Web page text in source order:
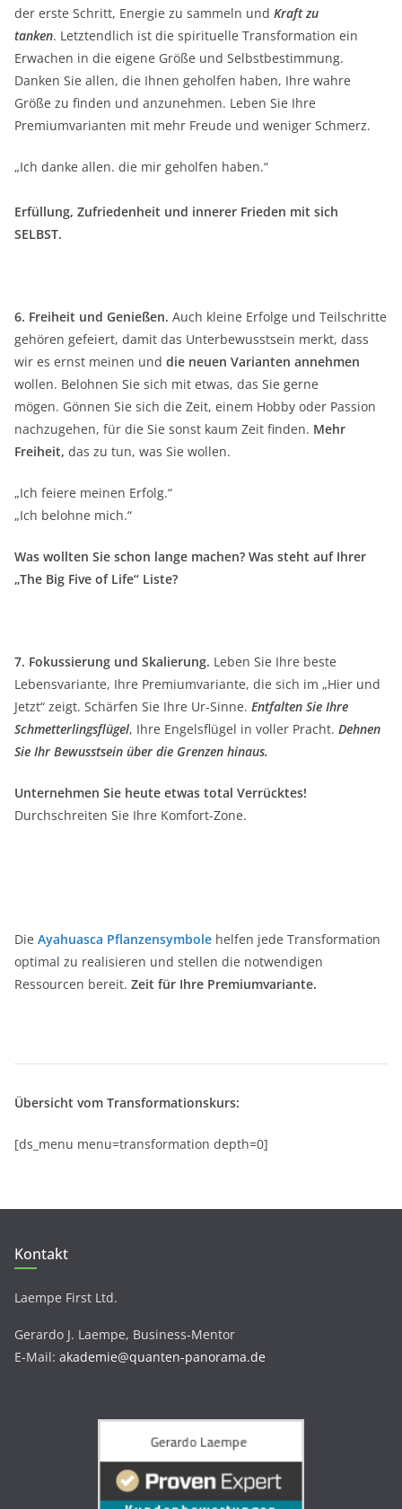
der erste Schritt, Energie zu sammeln und Kraft zu
tanken. Letztendlich ist die spirituelle Transformation ein
Erwachen in die eigene Größe und Selbstbestimmung.
Danken Sie allen, die Ihnen geholfen haben, Ihre wahre
Größe zu finden und anzunehmen. Leben Sie Ihre
Premiumvarianten mit mehr Freude und weniger Schmerz.
„Ich danke allen. die mir geholfen haben.“
Erfüllung, Zufriedenheit und innerer Frieden mit sich
SELBST.
6. Freiheit und Genießen. Auch kleine Erfolge und Teilschritte
gehören gefeiert, damit das Unterbewusstsein merkt, dass
wir es ernst meinen und die neuen Varianten annehmen
wollen. Belohnen Sie sich mit etwas, das Sie gerne
mögen. Gönnen Sie sich die Zeit, einem Hobby oder Passion
nachzugehen, für die Sie sonst kaum Zeit finden. Mehr
Freiheit, das zu tun, was Sie wollen.
„Ich feiere meinen Erfolg.“
„Ich belohne mich.“
Was wollten Sie schon lange machen? Was steht auf Ihrer
„The Big Five of Life“ Liste?
7. Fokussierung und Skalierung. Leben Sie Ihre beste
Lebensvariante, Ihre Premiumvariante, die sich im „Hier und
Jetzt“ zeigt. Schärfen Sie Ihre Ur-Sinne. Entfalten Sie Ihre
Schmetterlingsflügel, Ihre Engelsflügel in voller Pracht. Dehnen
Sie Ihr Bewusstsein über die Grenzen hinaus.
Unternehmen Sie heute etwas total Verrücktes!
Durchschreiten Sie Ihre Komfort-Zone.
Die Ayahuasca Pflanzensymbole helfen jede Transformation
optimal zu realisieren und stellen die notwendigen
Ressourcen bereit. Zeit für Ihre Premiumvariante.
Übersicht vom Transformationskurs:
[ds_menu menu=transformation depth=0]
Kontakt
Laempe First Ltd.
Gerardo J. Laempe, Business-Mentor
E-Mail: akademie@quanten-panorama.de